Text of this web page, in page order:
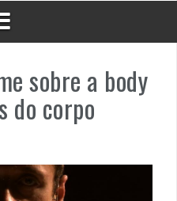
sobre a body
do corpo